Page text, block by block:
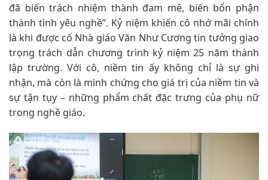
đã biến trách nhiệm thành đam mê, biến bổn phận
thành tình yêu nghề”. Kỷ niệm khiến cô nhớ mãi chính
là khi được cố Nhà giáo Văn Như Cương tin tưởng giao
trọng trách dẫn chương trình kỷ niệm 25 năm thành
lập trường. Với cô, niềm tin ấy không chỉ là sự ghi
nhận, mà còn là minh chứng cho giá trị của niềm tin và
sự tận tụy – những phẩm chất đặc trưng của phụ nữ
trong nghề giáo.